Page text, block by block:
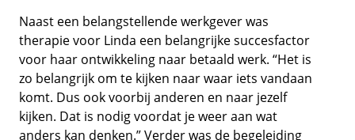
Naast een belangstellende werkgever was
therapie voor Linda een belangrijke succesfactor
voor haar ontwikkeling naar betaald werk. “Het is
zo belangrijk om te kijken naar waar iets vandaan
komt. Dus ook voorbij anderen en naar jezelf
kijken. Dat is nodig voordat je weer aan wat
anders kan denken.” Verder was de begeleiding